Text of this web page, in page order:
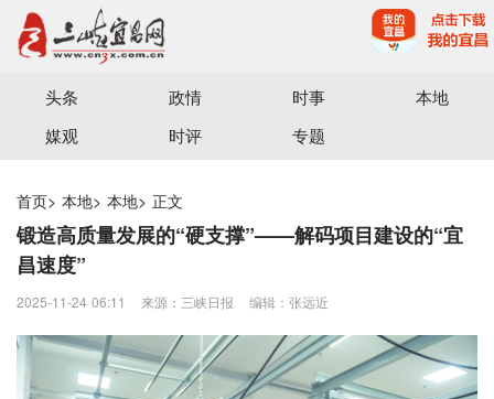
宜昌三峡融媒体中心主办
头条 政情 时事
本地
媒观
时评 专题
首页> 本地> 本地> 正文
锻造高质量发展的“硬支撑”——解码项目建设的“宜
昌速度”
2025-11-24 06:11 来源：三峡日报 编辑：张远近